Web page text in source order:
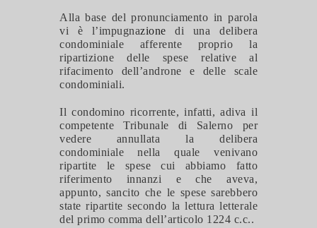
Alla base del pronunciamento in parola
vi è l’impugnazione di una delibera
condominiale afferente proprio la
ripartizione delle spese relative al
rifacimento dell’androne e delle scale
condominiali.
Il condomino ricorrente, infatti, adiva il
competente Tribunale di Salerno per
vedere annullata la delibera
condominiale nella quale venivano
ripartite le spese cui abbiamo fatto
riferimento innanzi e che aveva,
appunto, sancito che le spese sarebbero
state ripartite secondo la lettura letterale
del primo comma dell’articolo 1224 c.c..